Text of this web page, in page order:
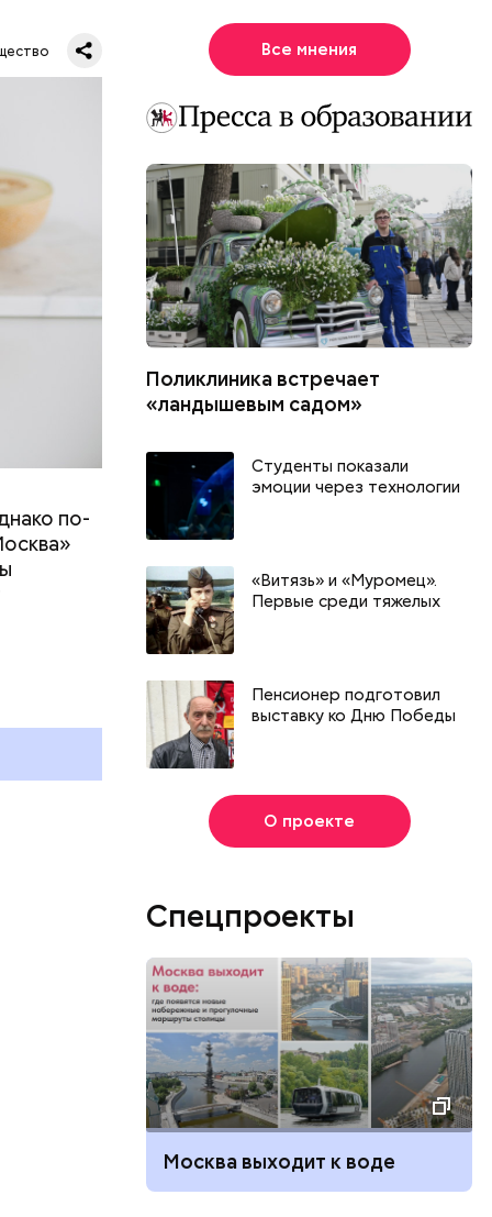
День тульского пряника и
подоконниках: какие
праздники отмечают в России
и мире 2 августа
праздники
по-
Все мнения
Поликлиника встречает
«ландышевым садом»
Студенты показали
эмоции через технологии
«Витязь» и «Муромец».
Первые среди тяжелых
Пенсионер подготовил
выставку ко Дню Победы
О проекте
Спецпроекты
Москва выходит к воде